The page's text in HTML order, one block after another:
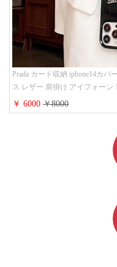
Prada カード収納 iphone14カバ
ス レザー 肩掛け アイフォーン
￥ 6000￥8000